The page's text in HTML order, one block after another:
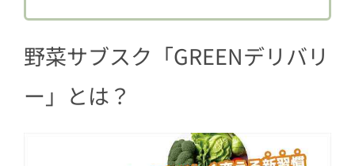
野菜サブスク「GREENデリバリ
ー」とは？